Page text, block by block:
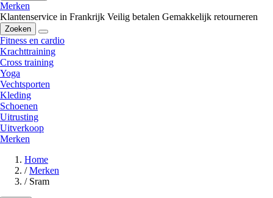
Merken
Klantenservice in Frankrijk Veilig betalen Gemakkelijk retourneren
Zoeken
Fitness en cardio
Krachttraining
Cross training
Yoga
Vechtsporten
Kleding
Schoenen
Uitrusting
Uitverkoop
Merken
Home
/ Merken
/ Sram